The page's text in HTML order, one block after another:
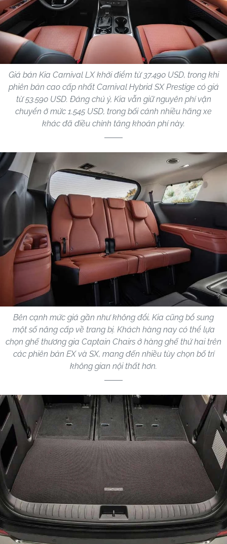
Giá bán Kia Carnival LX khởi điểm từ 37.490 USD, trong khi
phiên bản cao cấp nhất Carnival Hybrid SX Prestige có giá
từ 53.590 USD. Đáng chú ý, Kia vẫn giữ nguyên phí vận
chuyển ở mức 1.545 USD, trong bối cảnh nhiều hãng xe
khác đã điều chỉnh tăng khoản phí này.
Bên cạnh mức giá gần như không đổi, Kia cũng bổ sung
một số nâng cấp về trang bị. Khách hàng nay có thể lựa
chọn ghế thương gia Captain Chairs ở hàng ghế thứ hai trên
các phiên bản EX và SX, mang đến nhiều tùy chọn bố trí
không gian nội thất hơn.